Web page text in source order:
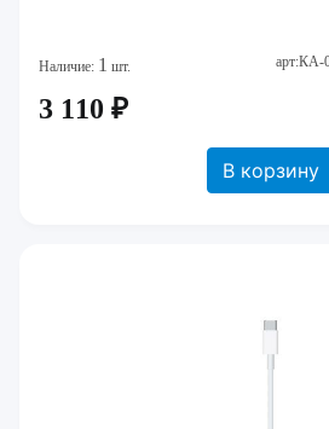
Наличие: 1 шт. арт:КА-
3 110 ₽
В корзину